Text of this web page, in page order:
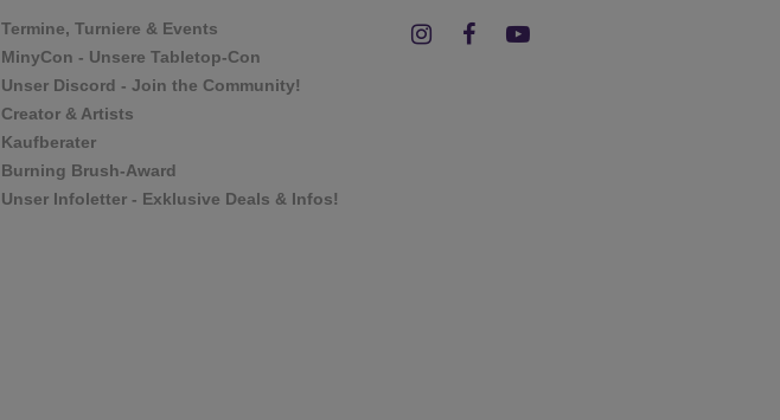
Termine, Turniere & Events
MinyCon - Unsere Tabletop-Con
Unser Discord - Join the Community!
Creator & Artists
Kaufberater
Burning Brush-Award
Unser Infoletter - Exklusive Deals & Infos!